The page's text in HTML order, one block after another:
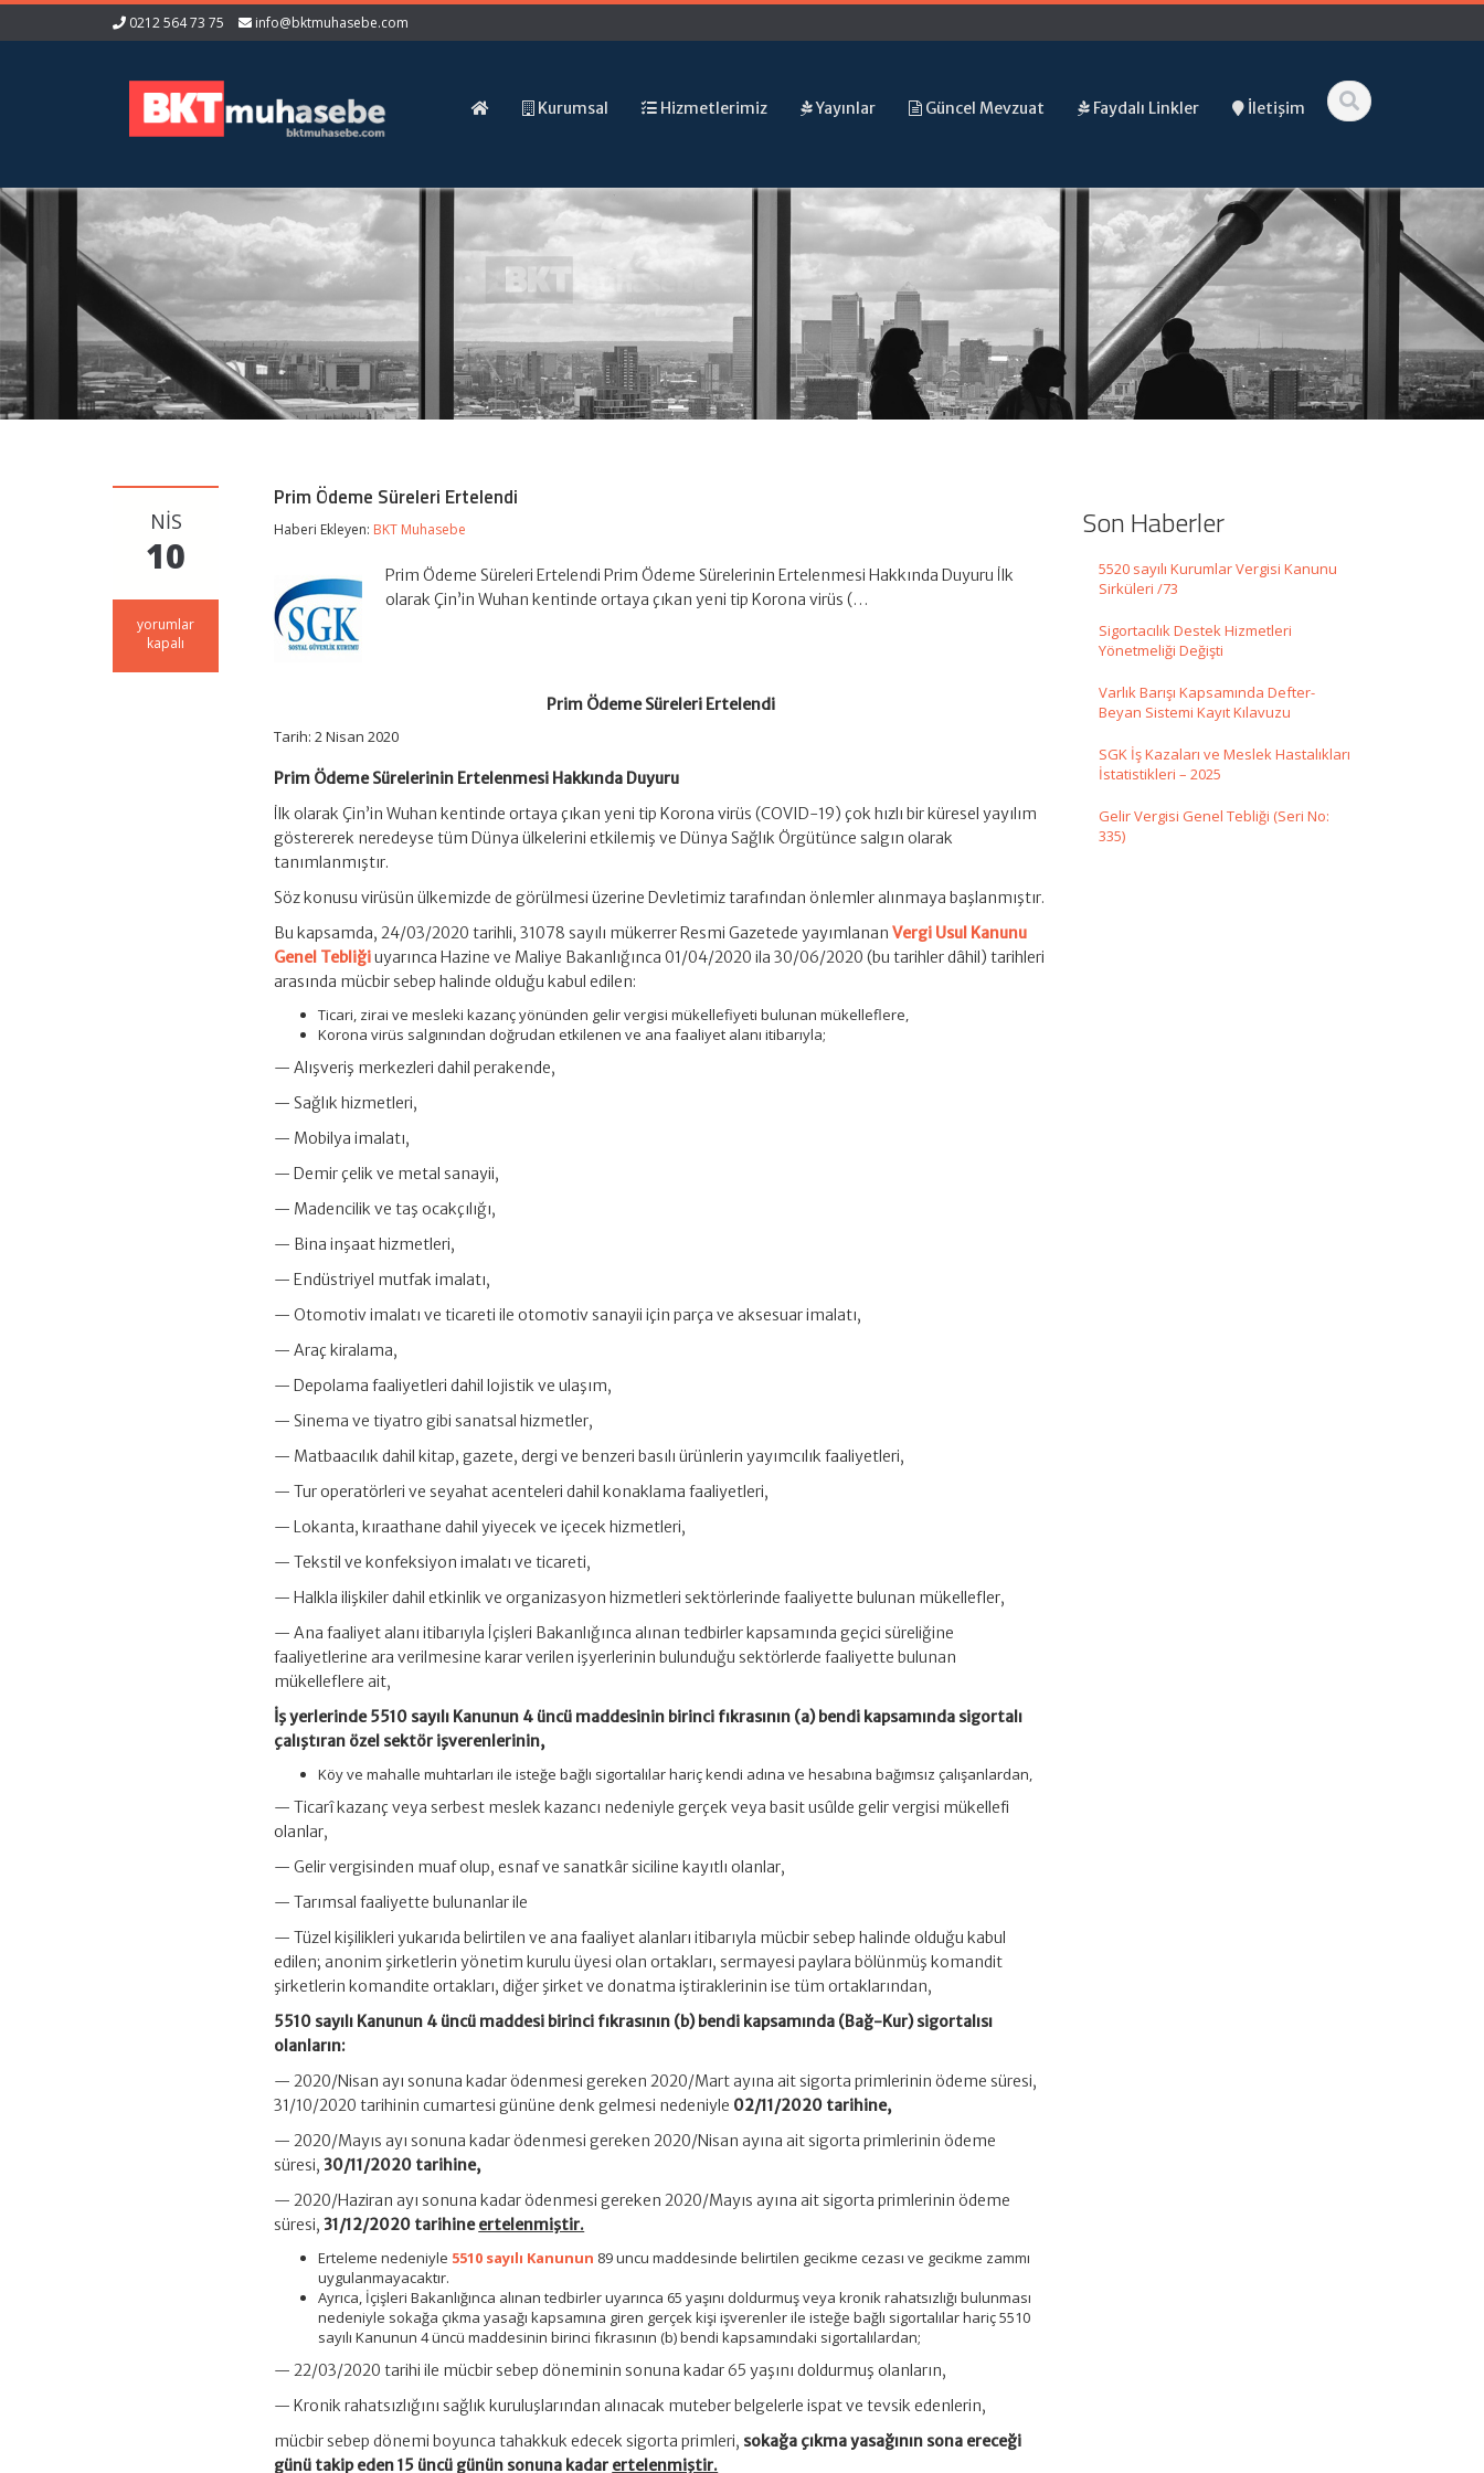
0212 564 73 75 info@bktmuhasebe.com
Kurumsal Hizmetlerimiz Yayınlar Güncel Mevzuat Faydalı Linkler İletişim
NIS
10
Prim
Ödeme
yorumlar
kapalı
Prim Ödeme Süreleri Ertelendi
Haberi Ekleyen: BKT Muhasebe
Prim Ödeme Süreleri Ertelendi Prim Ödeme Sürelerinin Ertelenmesi Hakkında Duyuru İlk
olarak Çin’in Wuhan kentinde ortaya çıkan yeni tip Korona virüs (…
Prim Ödeme Süreleri Ertelendi
Tarih: 2 Nisan 2020
Prim Ödeme Sürelerinin Ertelenmesi Hakkında Duyuru
İlk olarak Çin’in Wuhan kentinde ortaya çıkan yeni tip Korona virüs (COVID-19) çok hızlı bir küresel yayılım
göstererek neredeyse tüm Dünya ülkelerini etkilemiş ve Dünya Sağlık Örgütünce salgın olarak
tanımlanmıştır.
Söz konusu virüsün ülkemizde de görülmesi üzerine Devletimiz tarafından önlemler alınmaya başlanmıştır.
Bu kapsamda, 24/03/2020 tarihli, 31078 sayılı mükerrer Resmi Gazetede yayımlananVergi Usul Kanunu
Genel Tebliğiuyarınca Hazine ve Maliye Bakanlığınca 01/04/2020 ila 30/06/2020 (bu tarihler dâhil) tarihleri
arasında mücbir sebep halinde olduğu kabul edilen:
Ticari, zirai ve mesleki kazanç yönünden gelir vergisi mükellefiyeti bulunan mükelleflere,
Korona virüs salgınından doğrudan etkilenen ve ana faaliyet alanı itibarıyla;
— Alışveriş merkezleri dahil perakende,
— Sağlık hizmetleri,
— Mobilya imalatı,
— Demir çelik ve metal sanayii,
— Madencilik ve taş ocakçılığı,
— Bina inşaat hizmetleri,
— Endüstriyel mutfak imalatı,
— Otomotiv imalatı ve ticareti ile otomotiv sanayii için parça ve aksesuar imalatı,
— Araç kiralama,
— Depolama faaliyetleri dahil lojistik ve ulaşım,
— Sinema ve tiyatro gibi sanatsal hizmetler,
— Matbaacılık dahil kitap, gazete, dergi ve benzeri basılı ürünlerin yayımcılık faaliyetleri,
— Tur operatörleri ve seyahat acenteleri dahil konaklama faaliyetleri,
— Lokanta, kıraathane dahil yiyecek ve içecek hizmetleri,
— Tekstil ve konfeksiyon imalatı ve ticareti,
— Halkla ilişkiler dahil etkinlik ve organizasyon hizmetleri sektörlerinde faaliyette bulunan mükellefler,
— Ana faaliyet alanı itibarıyla İçişleri Bakanlığınca alınan tedbirler kapsamında geçici süreliğine
faaliyetlerine ara verilmesine karar verilen işyerlerinin bulunduğu sektörlerde faaliyette bulunan
mükelleflere ait,
İş yerlerinde 5510 sayılı Kanunun 4 üncü maddesinin birinci fıkrasının (a) bendi kapsamında sigortalı
çalıştıran özel sektör işverenlerinin,
Köy ve mahalle muhtarları ile isteğe bağlı sigortalılar hariç kendi adına ve hesabına bağımsız çalışanlardan,
— Ticarî kazanç veya serbest meslek kazancı nedeniyle gerçek veya basit usûlde gelir vergisi mükellefi
olanlar,
— Gelir vergisinden muaf olup, esnaf ve sanatkâr siciline kayıtlı olanlar,
— Tarımsal faaliyette bulunanlar ile
— Tüzel kişilikleri yukarıda belirtilen ve ana faaliyet alanları itibarıyla mücbir sebep halinde olduğu kabul
edilen; anonim şirketlerin yönetim kurulu üyesi olan ortakları, sermayesi paylara bölünmüş komandit
şirketlerin komandite ortakları, diğer şirket ve donatma iştiraklerinin ise tüm ortaklarından,
5510 sayılı Kanunun 4 üncü maddesi birinci fıkrasının (b) bendi kapsamında (Bağ-Kur) sigortalısı
olanların:
— 2020/Nisan ayı sonuna kadar ödenmesi gereken 2020/Mart ayına ait sigorta primlerinin ödeme süresi,
31/10/2020 tarihinin cumartesi gününe denk gelmesi nedeniyle 02/11/2020 tarihine,
— 2020/Mayıs ayı sonuna kadar ödenmesi gereken 2020/Nisan ayına ait sigorta primlerinin ödeme
süresi,30/11/2020 tarihine,
— 2020/Haziran ayı sonuna kadar ödenmesi gereken 2020/Mayıs ayına ait sigorta primlerinin ödeme
süresi,31/12/2020 tarihineertelenmiştir.
Erteleme nedeniyle 5510 sayılı Kanunun 89 uncu maddesinde belirtilen gecikme cezası ve gecikme zammı
uygulanmayacaktır.
Ayrıca, İçişleri Bakanlığınca alınan tedbirler uyarınca 65 yaşını doldurmuş veya kronik rahatsızlığı bulunması
nedeniyle sokağa çıkma yasağı kapsamına giren gerçek kişi işverenler ile isteğe bağlı sigortalılar hariç 5510
sayılı Kanunun 4 üncü maddesinin birinci fıkrasının (b) bendi kapsamındaki sigortalılardan;
— 22/03/2020 tarihi ile mücbir sebep döneminin sonuna kadar 65 yaşını doldurmuş olanların,
— Kronik rahatsızlığını sağlık kuruluşlarından alınacak muteber belgelerle ispat ve tevsik edenlerin,
mücbir sebep dönemi boyunca tahakkuk edecek sigorta primleri, sokağa çıkma yasağının sona ereceği
günü takip eden 15 üncü günün sonuna kadar ertelenmiştir.
Son Haberler
5520 sayılı Kurumlar Vergisi Kanunu
Sirküleri /73
Sigortacılık Destek Hizmetleri
Yönetmeliği Değişti
Varlık Barışı Kapsamında Defter-
Beyan Sistemi Kayıt Kılavuzu
SGK İş Kazaları ve Meslek Hastalıkları
İstatistikleri – 2025
Gelir Vergisi Genel Tebliği (Seri No:
335)